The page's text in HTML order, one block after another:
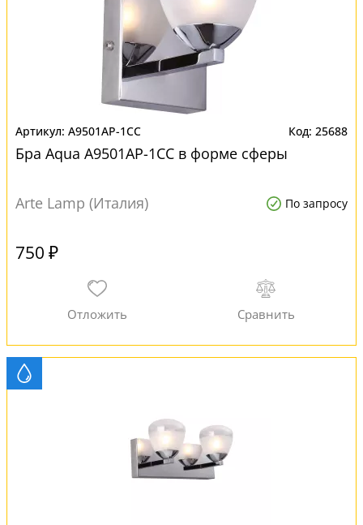
A9501AP-1CC 25688
Бра Aqua A9501AP-1CC в форме сферы
Arte Lamp (Италия) По запросу
750 ₽